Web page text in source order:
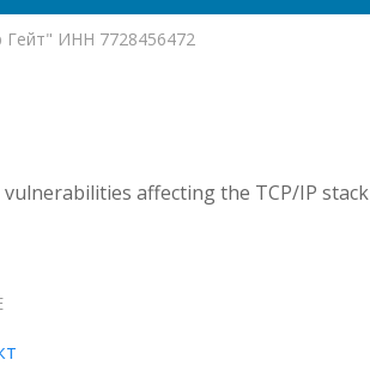
ИНН 7728456472
affecting the TCP/IP stack